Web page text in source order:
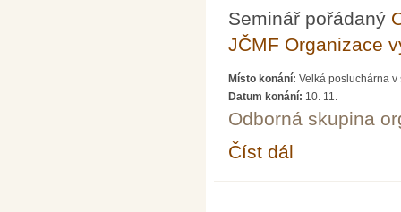
Seminář pořádaný
JČMF Organizace
Místo konání: Velká posluchárna v
Datum konání: 10. 11.
Odborná skupina
Číst dál